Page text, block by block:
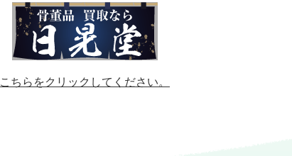
こちらをクリックしてください。